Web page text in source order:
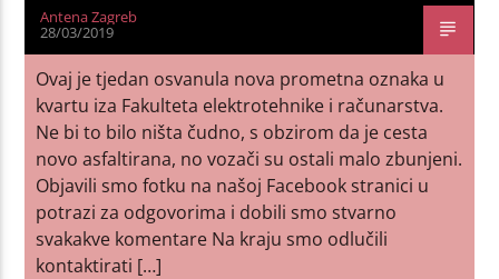
Antena Zagreb
28/03/2019
Ovaj je tjedan osvanula nova prometna oznaka u
kvartu iza Fakulteta elektrotehnike i računarstva.
Ne bi to bilo ništa čudno, s obzirom da je cesta
novo asfaltirana, no vozači su ostali malo zbunjeni.
Objavili smo fotku na našoj Facebook stranici u
potrazi za odgovorima i dobili smo stvarno
svakakve komentare Na kraju smo odlučili
kontaktirati […]